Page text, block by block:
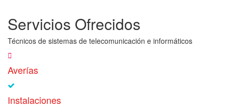
Servicios Ofrecidos
Técnicos de sistemas de telecomunicación e informáticos
Averías
Instalaciones